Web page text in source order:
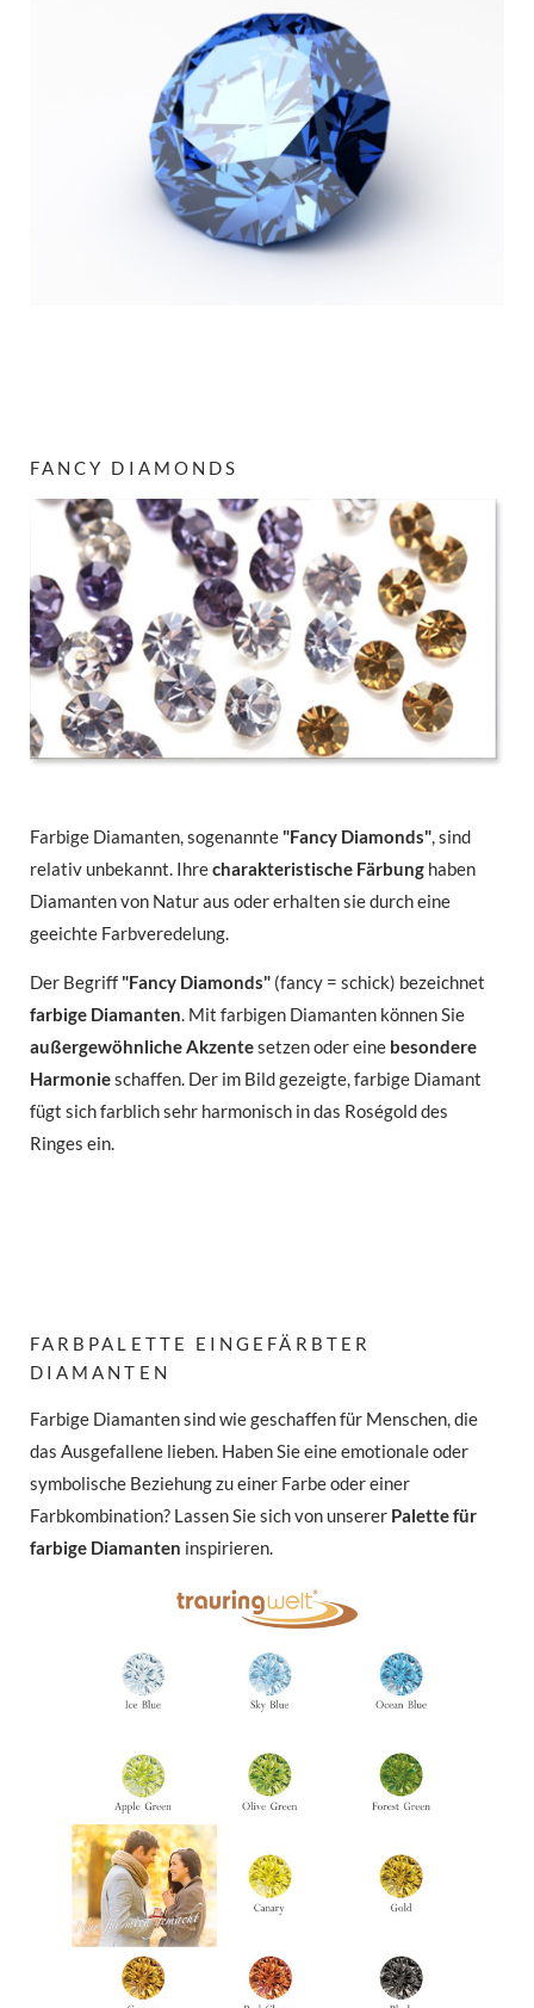
FANCY DIAMONDS
Farbige Diamanten, sogenannte "Fancy Diamonds", sind
relativ unbekannt. Ihrecharakteristische Färbung haben
Diamanten von Natur aus oder erhalten sie durch eine
geeichte Farbveredelung.
Der Begriff "Fancy Diamonds" (fancy = schick) bezeichnet
farbige Diamanten . Mit farbigen Diamanten können Sie
außergewöhnliche Akzentesetzen oder eine besondere
Harmonieschaffen. Der im Bild gezeigte, farbige Diamant
fügt sich farblich sehr harmonisch in das Roségold des
Ringes ein.
FARBPALETTE EINGEFÄRBTER
DIAMANTEN
Farbige Diamanten sind wie geschaffen für Menschen, die
das Ausgefallene lieben. Haben Sie eine emotionale oder
symbolische Beziehung zu einer Farbe oder einer
Farbkombination? Lassen Sie sich von unserer Palette für
farbige Diamanten inspirieren.